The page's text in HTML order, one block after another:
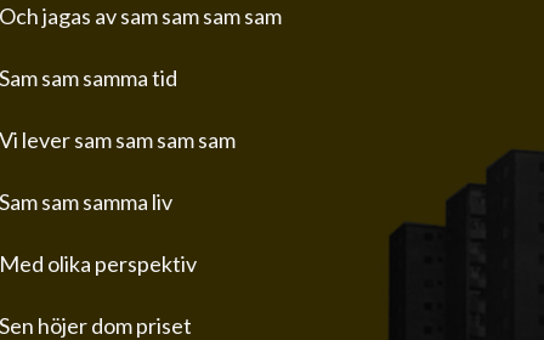
jagas av sam sam sam sam
sam samma tid
lever sam sam sam sam
sam samma liv
olika perspektiv
höjer dom priset